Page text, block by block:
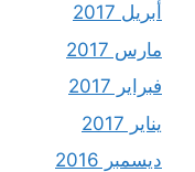
أبريل 2017
مارس 2017
فبراير 2017
يناير 2017
ديسمبر 2016